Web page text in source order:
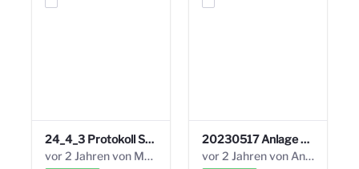
24_4_3 Protokoll Steuerungskreis.pdf
vor 2 Jahren von Marcel Eckert
20230517 Anlage 1_35. Steuerungskreis.pdf
vor 2 Jahren von Anni Schlumberger